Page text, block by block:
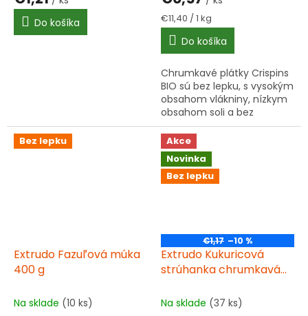
Do košíka
Jednotková
cena:
€11,40 / 1 kg
Do košíka
Chrumkavé plátky Crispins
BIO sú bez lepku, s vysokým
obsahom vlákniny, nízkym
obsahom soli a bez
pridaného cukru. Ideálne
pre zdravé maškrtenie!
Bez lepku
Extrudo Fazuľová múka
400 g
Na sklade (10 ks)
Akce
Novinka
Bez lepku
€1,17 –10 %
Extrudo Kukuricová
strúhanka chrumkavá
Na sklade (37 ks)